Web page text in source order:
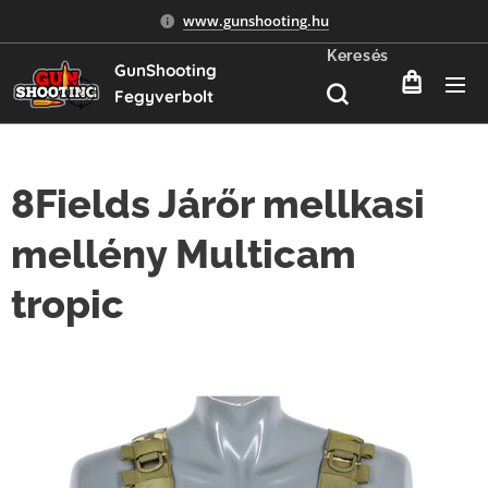
www.gunshooting.hu
GunShooting
Fegyverbolt
Keresés
8Fields Járőr mellkasi
mellény Multicam
tropic